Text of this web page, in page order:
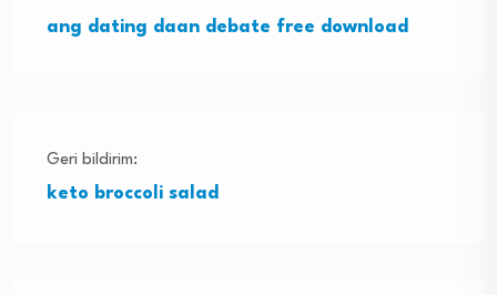
ang dating daan debate free download
Geri bildirim:
keto broccoli salad